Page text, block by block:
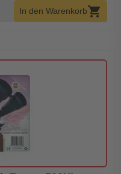
Menge
In den Warenkorbshopping_cart